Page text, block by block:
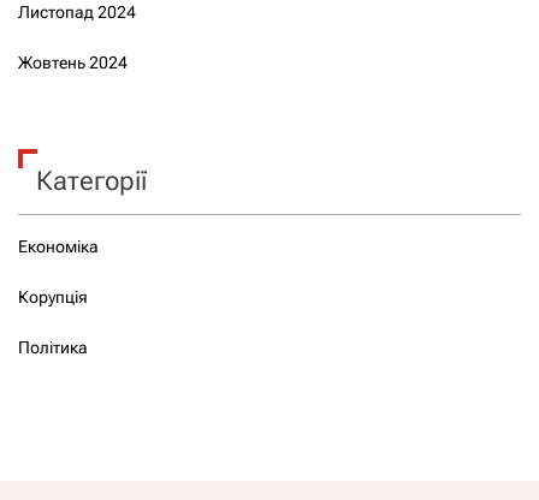
Листопад 2024
Жовтень 2024
Категорії
Економіка
Корупція
Політика